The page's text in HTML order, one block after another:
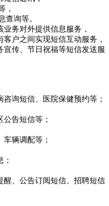
，
查询等。
务对外提供信息服务，
户之间实现短信互动服务，
传、节日祝福等短信发送服
询短信、医院保健预约等；
告短信等；
辆调配等；
醒、公告订阅短信、招聘短信